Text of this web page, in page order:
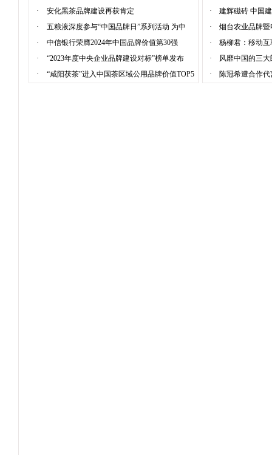
·
安化黑茶品牌建设再获肯定
·
五粮液深度参与“中国品牌日”系列活动 为中
·
中信银行荣膺2024年中国品牌价值第30强
·
“2023年度中央企业品牌建设对标”榜单发布
·
“咸阳茯茶”进入中国茶区域公用品牌价值TOP5
·
建辉磁砖 中国
·
烟台农业品牌
·
杨柳君：移动
·
风靡中国的三
·
陈冠希遭合作